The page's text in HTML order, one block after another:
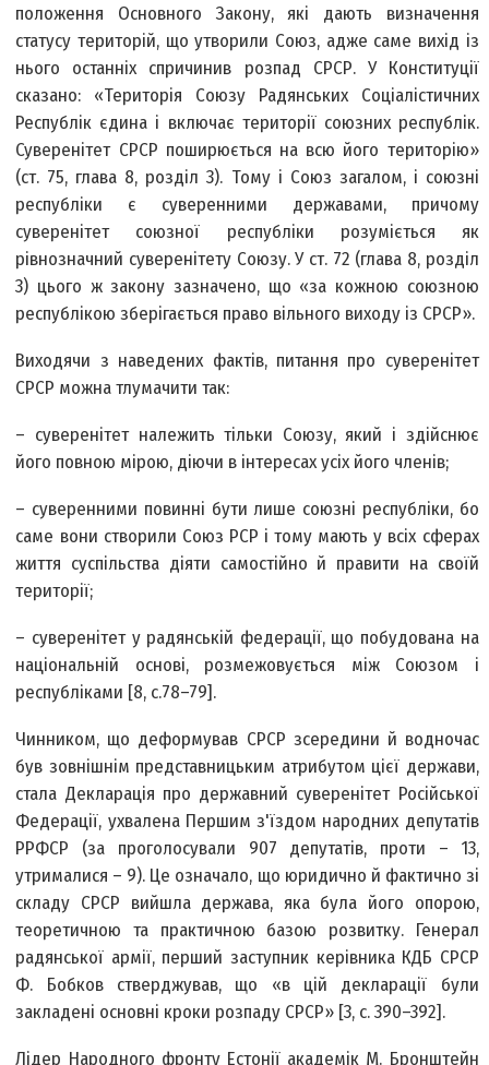
положення Основного Закону, які дають визначення
статусу територій, що утворили Союз, адже саме вихід із
нього останніх спричинив розпад СРСР. У Конституції
сказано: «Територія Союзу Радянських Соціалістичних
Республік єдина і включає території союзних республік.
Суверенітет СРСР поширюється на всю його територію»
(ст. 75, глава 8, розділ 3). Тому і Союз загалом, і союзні
республіки є суверенними державами, причому
суверенітет союзної республіки розуміється як
рівнозначний суверенітету Союзу. У ст. 72 (глава 8, розділ
3) цього ж закону зазначено, що «за кожною союзною
республікою зберігається право вільного виходу із СРСР».
Виходячи з наведених фактів, питання про суверенітет
СРСР можна тлумачити так:
– суверенітет належить тільки Союзу, який і здійснює
його повною мірою, діючи в інтересах усіх його членів;
– суверенними повинні бути лише союзні республіки, бо
саме вони створили Союз РСР і тому мають у всіх сферах
життя суспільства діяти самостійно й правити на своїй
території;
– суверенітет у радянській федерації, що побудована на
національній основі, розмежовується між Союзом і
республіками [8, с.78–79].
Чинником, що деформував СРСР зсередини й водночас
був зовнішнім представницьким атрибутом цієї держави,
стала Декларація про державний суверенітет Російської
Федерації, ухвалена Першим з'їздом народних депутатів
РРФСР (за проголосували 907 депутатів, проти – 13,
утрималися – 9). Це означало, що юридично й фактично зі
складу СРСР вийшла держава, яка була його опорою,
теоретичною та практичною базою розвитку. Генерал
радянської армії, перший заступник керівника КДБ СРСР
Ф. Бобков стверджував, що «в цій декларації були
закладені основні кроки розпаду СРСР» [3, с. 390–392].
Лідер Народного фронту Естонії академік М. Бронштейн